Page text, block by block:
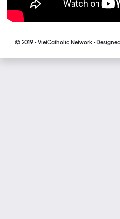
© 2019 - VietCatholic Network -